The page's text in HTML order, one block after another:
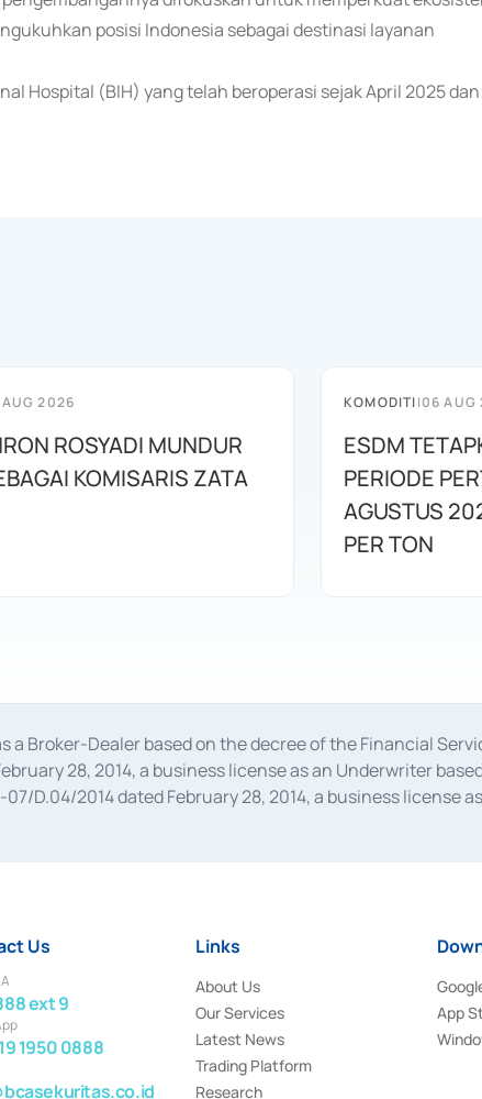
posisi Indonesia sebagai destinasi layanan
Hospital (BIH) yang telah beroperasi sejak April 2025 dan
2026
ROSYADI MUNDUR
KOMISARIS ZATA
KOMODITI|06 AUG
ESDM
PERIODE
AGUSTUS
PER TON
a Broker-Dealer based on the decree of the Financial
28, 2014, a business license as an Underwriter
07/D.04/2014 dated February 28, 2014, a business
the Financial Services Authority Number S-67/PM.21/
license was issued in 2018.
Us
ext 9
1950 0888
Links
About Us
Our Services
Latest News
Trading Platform
Research
App